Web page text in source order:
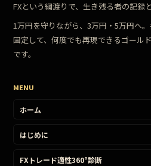
FXという綱渡りで、生き残る者の記録と
1万円を守りながら、3万円・5万円へ
固定して、何度でも再現できるゴール
です。
MENU
ホーム
はじめに
FXトレード適性360°診断